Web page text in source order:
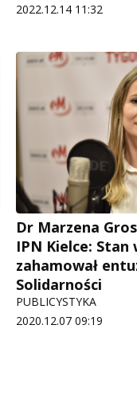
2022.12.14 11:32
Dr Marzena
IPN Kielce: Stan
zahamował
Solidarności
PUBLICYSTYKA
2020.12.07 09:19